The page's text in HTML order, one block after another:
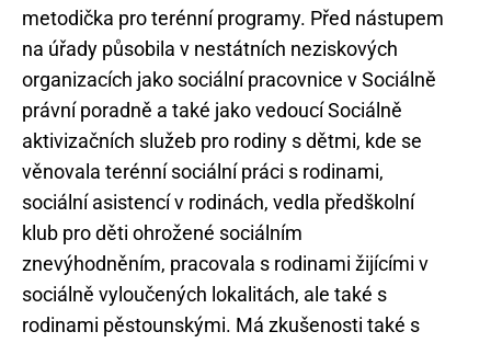
metodička pro terénní programy. Před nástupem
na úřady působila v nestátních neziskových
organizacích jako sociální pracovnice v Sociálně
právní poradně a také jako vedoucí Sociálně
aktivizačních služeb pro rodiny s dětmi, kde se
věnovala terénní sociální práci s rodinami,
sociální asistencí v rodinách, vedla předškolní
klub pro děti ohrožené sociálním
znevýhodněním, pracovala s rodinami žijícími v
sociálně vyloučených lokalitách, ale také s
rodinami pěstounskými. Má zkušenosti také s